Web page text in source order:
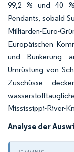
99,2 % und 40
Pendants, sobald
Milliarden-Euro-
Europäischen
und Bunkerung
Umrüstung von
Zuschüsse
Mississippi-River-
Analyse der